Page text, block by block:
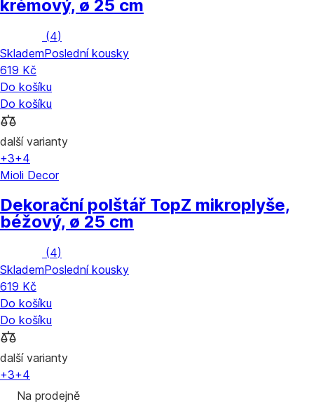
krémový, ø 25 cm
(4)
SklademPoslední kousky
619 Kč
Do košíku
Do košíku
další varianty
+3+4
Mioli Decor
Dekorační polštář TopZ mikroplyše,
béžový, ø 25 cm
(4)
SklademPoslední kousky
619 Kč
Do košíku
Do košíku
další varianty
+3+4
Na prodejně